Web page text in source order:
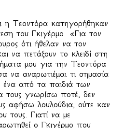
Τεοντόρα κατηγορήθηκαν
του Γκιγέρμο. «Για τον
ότι ήθελαν να τον
να πετάξουν το κλειδί στη
μου για την Τεοντόρα
να αναρωτιέμαι τι σημασία
ένα από τα παιδιά των
τους γνωρίσω ποτέ, δεν
αφήσω λουλούδια, ούτε καν
τους. Γιατί να με
ο Γκιγέρμο που